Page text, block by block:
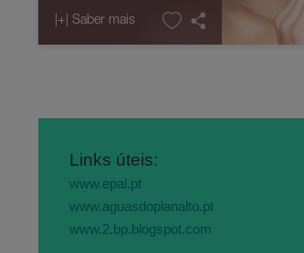
|+| Saber mais
Links úteis:
www.epal.pt
www.aguasdoplanalto.pt
www.2.bp.blogspot.com